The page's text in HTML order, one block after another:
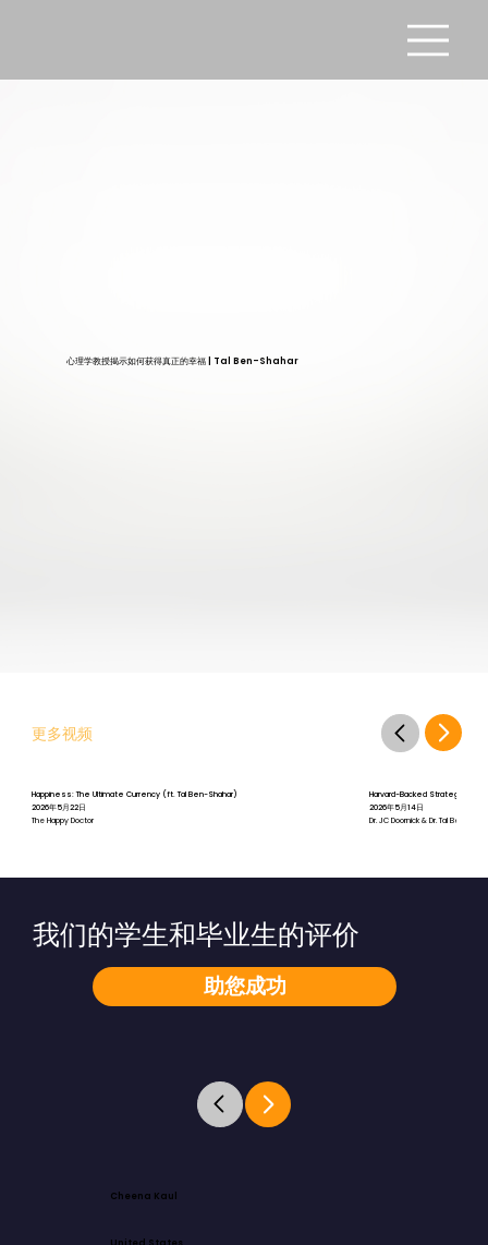
心理学教授揭示如何获得真正的幸福 | Tal Ben-Shahar
更多视频
Happiness: The Ultimate Currency (ft. Tal Ben-Shahar)
2026年5月22日
The Happy Doctor
Harvard-Backed Strategies for
2026年5月14日
Dr. JC Doornick & Dr. Tal Ben-
助您成功
我们的学生和毕业生的评价
Cheena Kaul